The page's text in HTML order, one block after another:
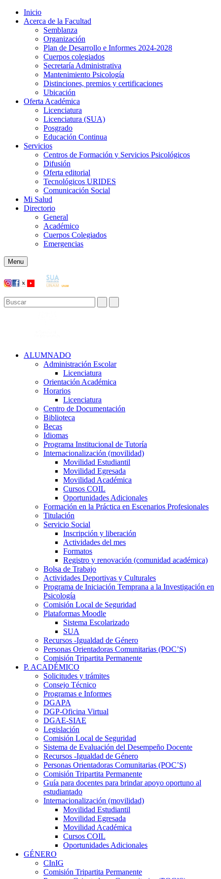
Inicio
Acerca de la Facultad
Semblanza
Organización
Plan de Desarrollo e Informes 2024-2028
Cuerpos colegiados
Secretaría Administrativa
Mantenimiento Psicología
Distinciones, premios y certificaciones
Ubicación
Oferta Académica
Licenciatura
Licenciatura (SUA)
Posgrado
Educación Continua
Servicios
Centros de Formación y Servicios Psicológicos
Difusión
Oferta editorial
Tecnológicos URIDES
Comunicación Social
Mi Salud
Directorio
General
Académico
Cuerpos Colegiados
Emergencias
Menu
ALUMNADO
Administración Escolar
Licenciatura
Orientación Académica​
Horarios
Licenciatura
Centro de Documentación
Biblioteca
Becas
Idiomas
Programa Institucional de Tutoría
Internacionalización (movilidad)
Movilidad Estudiantil
Movilidad Egresada
Movilidad Académica
Cursos COIL
Oportunidades Adicionales
Formación en la Práctica en Escenarios Profesionales
Titulación
Servicio Social
Inscripción y liberación
Actividades del mes
Formatos
Registro y renovación (comunidad académica)
Bolsa de Trabajo
Actividades Deportivas y Culturales
Programa de Iniciación Temprana a la Investigación en
Psicología
Comisión Local de Seguridad
Plataformas Moodle
Sistema Escolarizado
SUA
Recursos -Igualdad de Género
Personas Orientadoras Comunitarias (POC’S)
Comisión Tripartita Permanente
P. ACADÉMICO
Solicitudes y trámites
Consejo Técnico
Programas e Informes
DGAPA
DGP-Oficina Virtual
DGAE-SIAE
Legislación
Comisión Local de Seguridad
Sistema de Evaluación del Desempeño Docente
Recursos -Igualdad de Género
Personas Orientadoras Comunitarias (POC’S)
Comisión Tripartita Permanente
Guía para docentes para brindar apoyo oportuno al
estudiantado
Internacionalización (movilidad)
Movilidad Estudiantil
Movilidad Egresada
Movilidad Académica
Cursos COIL
Oportunidades Adicionales
GÉNERO
CInIG
Comisión Tripartita Permanente